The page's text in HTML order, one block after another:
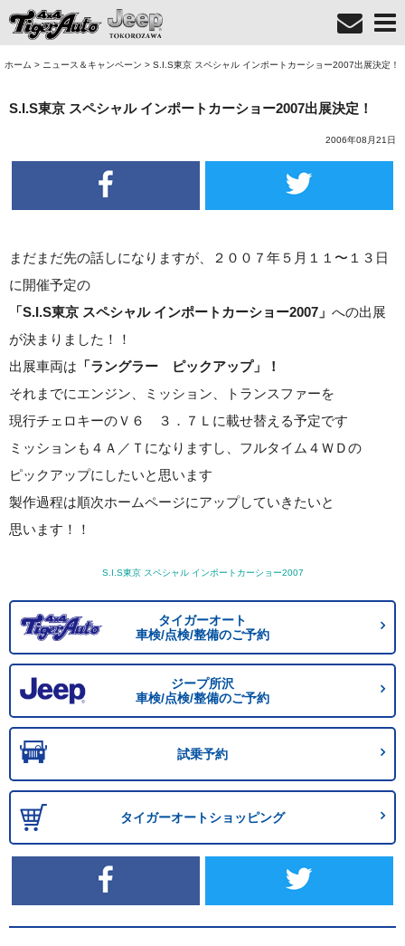
ホーム > ニュース＆キャンペーン > S.I.S東京 スペシャル インポートカーショー2007出展決定！
S.I.S東京 スペシャル インポートカーショー2007出展決定！
2006年08月21日
まだまだ先の話しになりますが、２００７年５月１１〜１３日
に開催予定の
「S.I.S東京 スペシャル インポートカーショー2007」 への出展
が決まりました！！
出展車両は 「ラングラー ピックアップ」！
それまでにエンジン、ミッション、トランスファーを
現行チェロキーのＶ６ ３．７Ｌに載せ替える予定です
ミッションも４Ａ／Ｔになりますし、フルタイム４ＷＤの
ピックアップにしたいと思います
製作過程は順次ホームページにアップしていきたいと
思います！！
S.I.S東京 スペシャル インポートカーショー2007
タイガーオート
車検/点検/整備のご予約
ジープ所沢
車検/点検/整備のご予約
試乗予約
タイガーオートショッピング